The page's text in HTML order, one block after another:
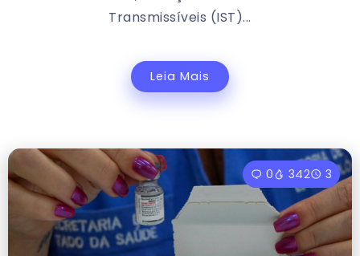
Transmissíveis (IST)...
Leia Mais
0 342 3